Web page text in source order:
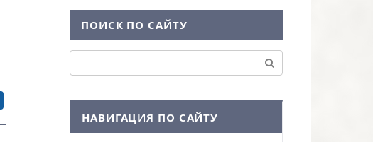
ПОИСК ПО САЙТУ
НАВИГАЦИЯ ПО САЙТУ